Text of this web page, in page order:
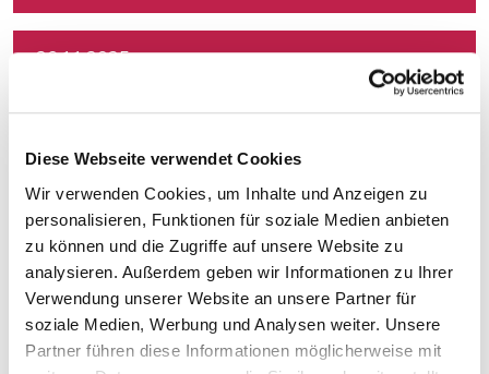
Diese Webseite verwendet Cookies
Wir verwenden Cookies, um Inhalte und Anzeigen zu
personalisieren, Funktionen für soziale Medien anbieten
zu können und die Zugriffe auf unsere Website zu
analysieren. Außerdem geben wir Informationen zu Ihrer
Verwendung unserer Website an unsere Partner für
soziale Medien, Werbung und Analysen weiter. Unsere
Partner führen diese Informationen möglicherweise mit
26.11.2025
How to Social Media - Onlinepräsenz aufbauen &
16.01.2026
16.01.2026
Themen finden, drehen, verkaufen
16.01.2026
Themen finden, drehen, verkaufen